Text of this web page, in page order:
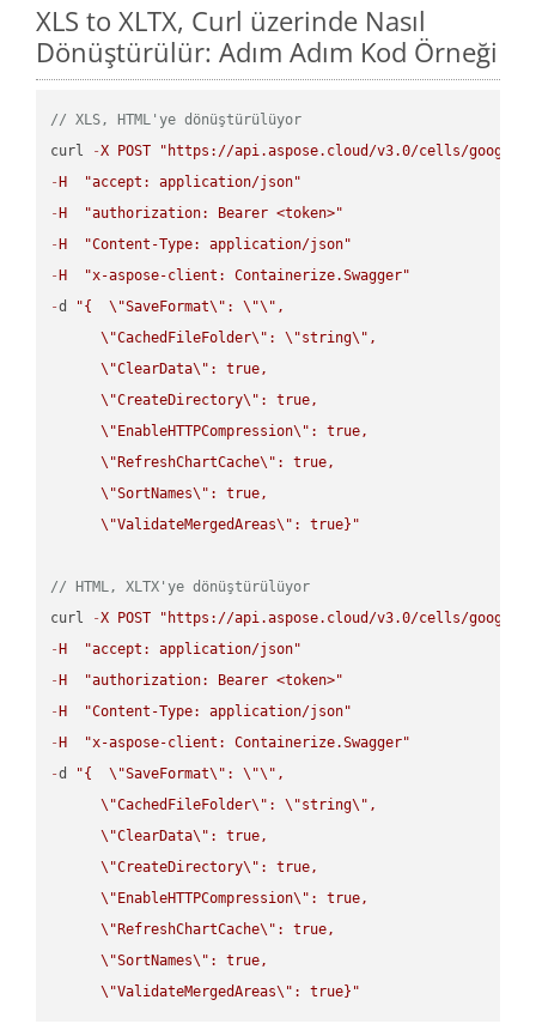
XLS to XLTX, Curl üzerinde Nasıl
Dönüştürülür: Adım Adım Kod Örneği
// XLS, HTML'ye dönüştürülüyor
curl
-X POST
"https://api.aspose.cloud/v3.0/cells/
- H
"accept: application/json"
- H
"authorization: Bearer <token>"
- H
"Content-Type: application/json"
- H
"x-aspose-client: Containerize.Swagger"
-d "{ \"SaveFormat\" : \"\" ,
\"CachedFileFolder\" : \"string\" ,
\"ClearData\" : true,
\"CreateDirectory\" : true,
\" EnableHTTPCompression\" : true,
\" RefreshChartCache\" : true,
\"SortNames\" : true,
\"ValidateMergedAreas\" : true}"
// HTML, XLTX'ye dönüştürülüyor
curl
-X POST
"https://api.aspose.cloud/v3.0/cells/
- H
"accept: application/json"
- H
"authorization: Bearer <token>"
- H
"Content-Type: application/json"
- H
"x-aspose-client: Containerize.Swagger"
-d "{ \"SaveFormat\" : \"\" ,
\"CachedFileFolder\" : \"string\" ,
\"ClearData\" : true,
\"CreateDirectory\" : true,
\" EnableHTTPCompression\" : true,
\" RefreshChartCache\" : true,
\"SortNames\" : true,
\"ValidateMergedAreas\" : true}"